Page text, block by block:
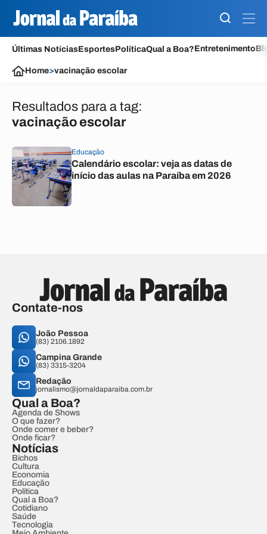
Últimas NotíciasEsportesPolíticaQual a Boa?Entretenimento
Home>vacinação escolar
Resultados para a tag:
vacinação escolar
Educação
Calendário escolar: veja as datas de
início das aulas na Paraíba em 2026
Contate-nos
João Pessoa
(83) 2106.1892
Campina Grande
(83) 3315-3204
Redação
jornalismo@jornaldaparaiba.com.br
Qual a Boa?
Agenda de Shows
O que fazer?
Onde comer e beber?
Onde ficar?
Notícias
Bichos
Cultura
Economia
Educação
Política
Qual a Boa?
Cotidiano
Saúde
Tecnologia